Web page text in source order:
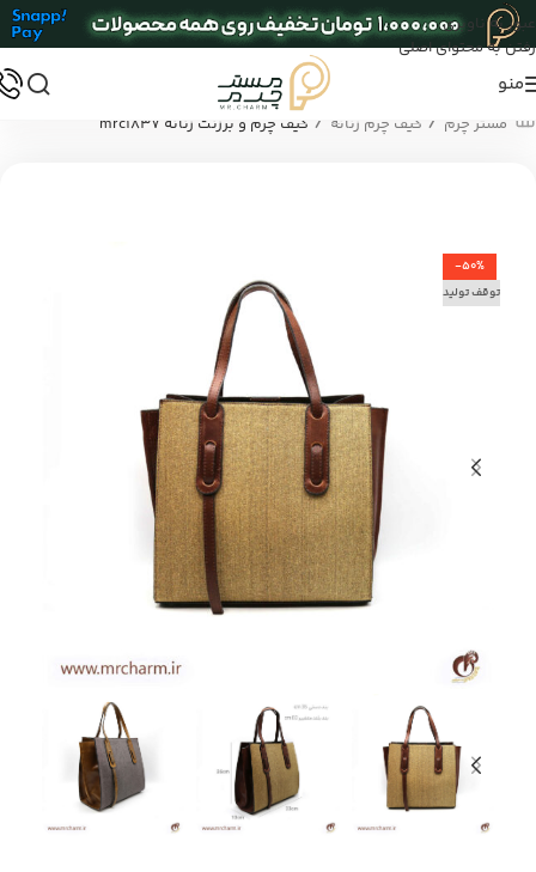
عبور به ناوبری
رفتن به محتوای اصلی
منو
مستر چرم / کیف چرم زنانه / کیف چرم و برزنت زنانه mrc1837
-50%
توقف تولید